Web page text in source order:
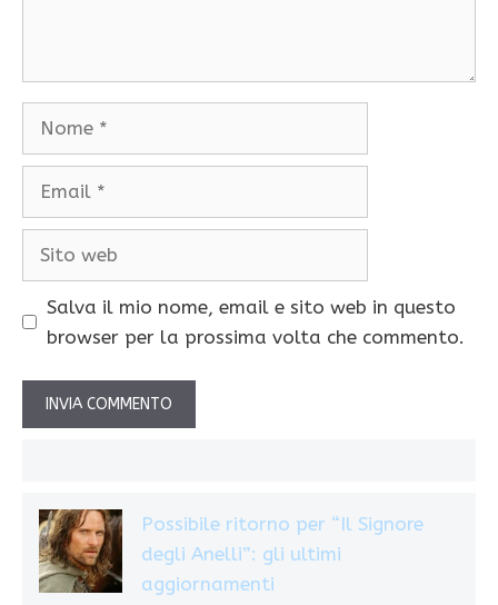
Salva il mio nome, email e sito web in questo
browser per la prossima volta che commento.
Possibile ritorno per “Il Signore
degli Anelli”: gli ultimi
aggiornamenti